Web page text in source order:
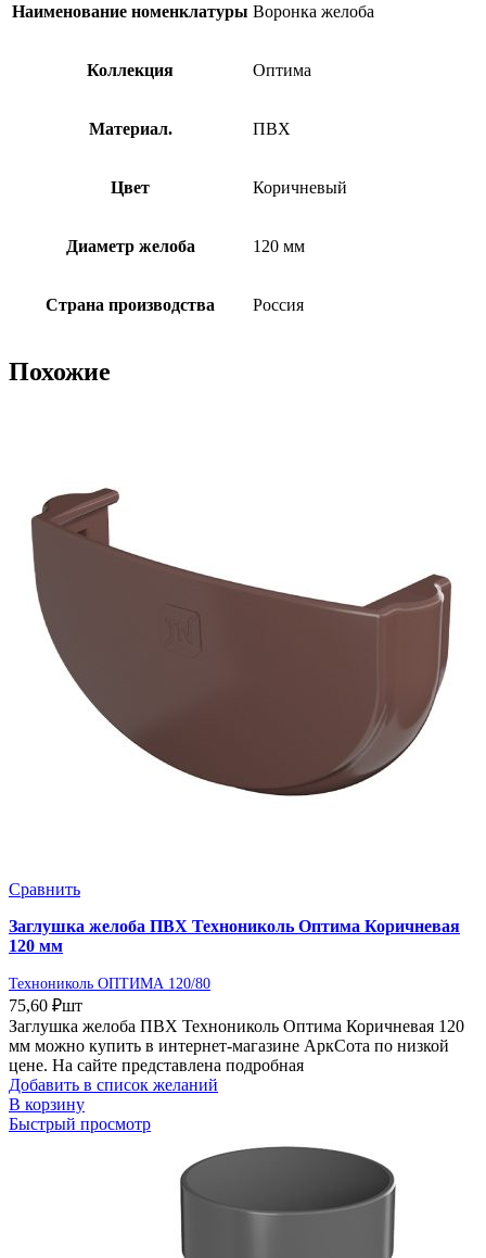
Наименование номенклатуры Воронка желоба
Коллекция Оптима
Материал. ПВХ
Цвет Коричневый
Диаметр желоба 120 мм
Страна производства Россия
Похожие
Сравнить
Заглушка желоба ПВХ Технониколь Оптима Коричневая
120 мм
Технониколь ОПТИМА 120/80
75,60 ₽шт
Заглушка желоба ПВХ Технониколь Оптима Коричневая 120
мм можно купить в интернет-магазине АркСота по низкой
цене. На сайте представлена подробная
Добавить в список желаний
В корзину
Быстрый просмотр